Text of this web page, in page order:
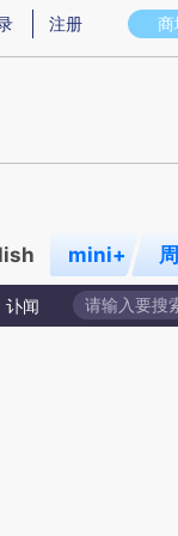
图存在偏差。不代表
商
注册
mini+
讣闻